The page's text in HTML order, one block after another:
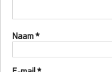
Naam*